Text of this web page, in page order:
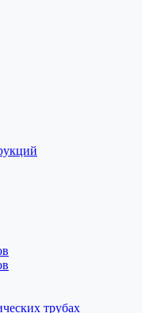
трубах